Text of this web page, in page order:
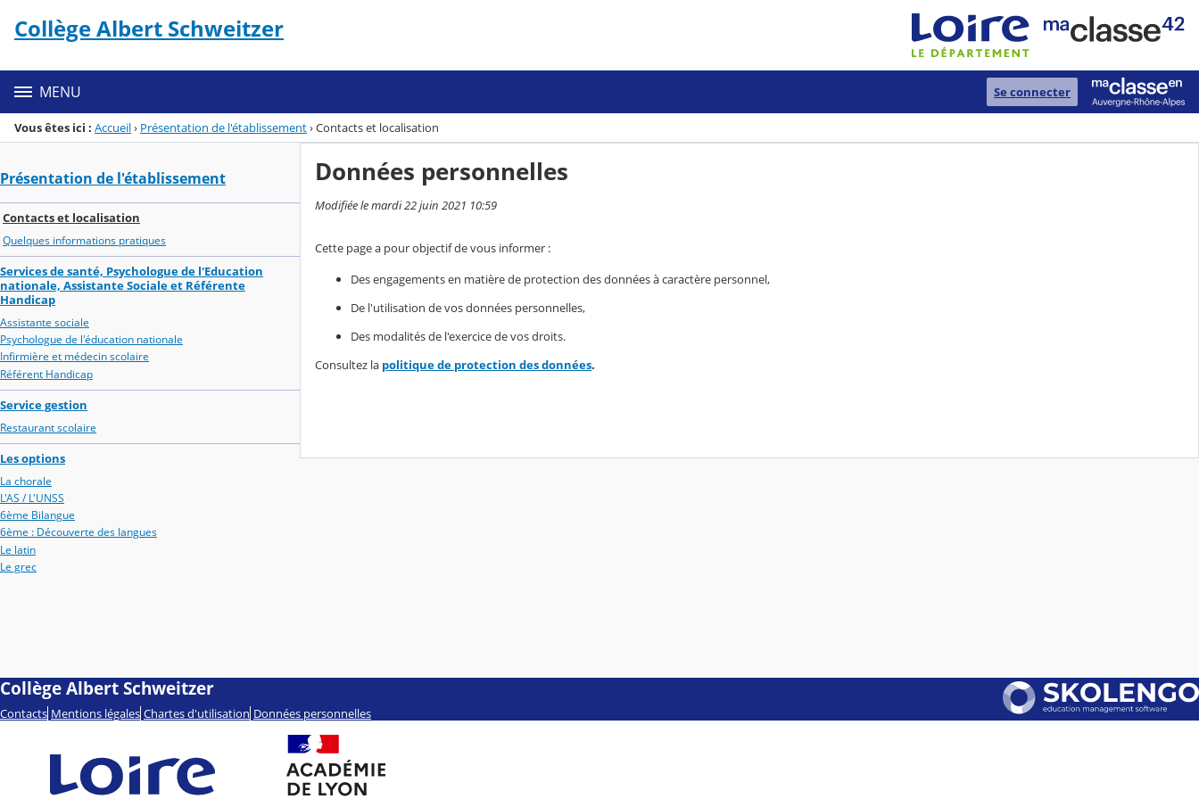
Menu de la rubrique
Contenu
Collège Albert Schweitzer
MENU Se connecter
Vous êtes ici : Accueil› Présentation de l'établissement›Contacts et localisation
Présentation de l'établissement
Contacts et localisation
Quelques informations pratiques
Services de santé, Psychologue de l'Education
nationale, Assistante Sociale et Référente
Handicap
Assistante sociale
Psychologue de l'éducation nationale
Infirmière et médecin scolaire
Référent Handicap
Service gestion
Restaurant scolaire
Les options
La chorale
L'AS / L'UNSS
6ème Bilangue
6ème : Découverte des langues
Le latin
Le grec
Données personnelles
Modifiée le mardi 22 juin 2021 10:59
Cette page a pour objectif de vous informer :
Des engagements en matière de protection des données à caractère personnel,
De l'utilisation de vos données personnelles,
Des modalités de l'exercice de vos droits.
Consultez la politique de protection des données.
Collège Albert Schweitzer
Contacts Mentions légales Chartes d'utilisation Données personnelles